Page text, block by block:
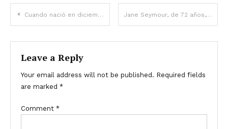
Post
navigation
Cuando nació en diciembre de 2021, sorprendió a sus nuevos padres al saludarlos con una enorme sonrisa en su pequeño rostro. Jane Seymour, de 72 años, explicó que ella y su coprotagonista Joe Lando, de 61, no se hablaron durante años mientras filmaban “Dr. Quinn, Medicine Woman” y que fue un momento difícil.
Leave a Reply
Your email address will not be published. Required fields
are marked *
Comment *